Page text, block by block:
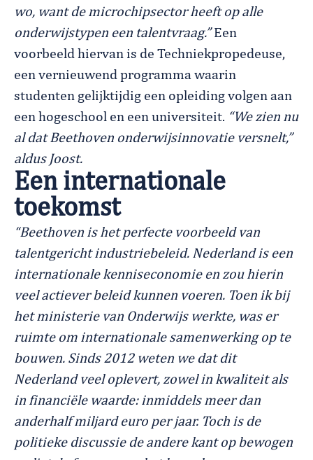
wo, want de microchipsector heeft op alle
onderwijstypen een talentvraag.”Een
voorbeeld hiervan is de Techniekpropedeuse,
een vernieuwend programma waarin
studenten gelijktijdig een opleiding volgen aan
een hogeschool en een universiteit. “We zien nu
al dat Beethoven onderwijsinnovatie versnelt,”
aldus Joost.
Een internationale
toekomst
“Beethoven is het perfecte voorbeeld van
talentgericht industriebeleid. Nederland is een
internationale kenniseconomie en zou hierin
veel actiever beleid kunnen voeren. Toen ik bij
het ministerie van Onderwijs werkte, was er
ruimte om internationale samenwerking op te
bouwen. Sinds 2012 weten we dat dit
Nederland veel oplevert, zowel in kwaliteit als
in financiële waarde: inmiddels meer dan
anderhalf miljard euro per jaar. Toch is de
politieke discussie de andere kant op bewogen